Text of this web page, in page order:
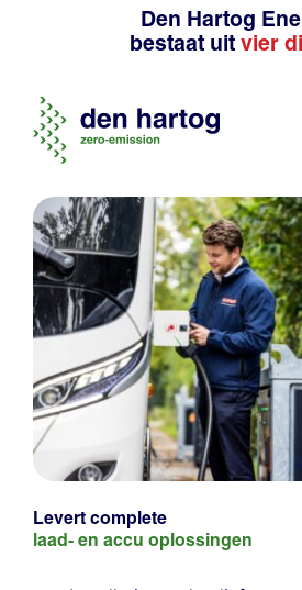
Den Hartog
bestaat uit vier
Levert complete
laad- en accu oplossingen